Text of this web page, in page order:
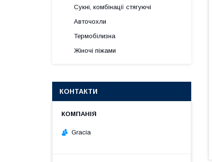
Сукні, комбінації стягуючі
Авточохли
Термобілизна
Жіночі піжами
КОНТАКТИ
Gracia